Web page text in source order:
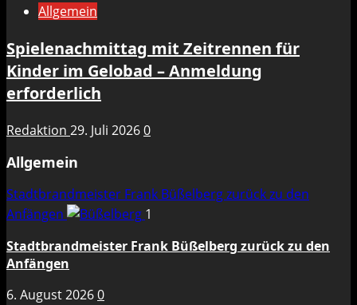
Allgemein
Spielenachmittag mit Zeitrennen für
Kinder im Gelobad – Anmeldung
erforderlich
Redaktion 29. Juli 20260
Allgemein
Stadtbrandmeister Frank Büßelberg zurück zu den
Anfängen
1
Stadtbrandmeister Frank Büßelberg zurück zu den
Anfängen
6. August 20260